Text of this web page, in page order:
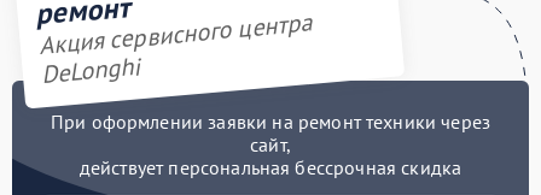
ремонт
Акция сервисного центра
DeLonghi
При оформлении заявки на ремонт техники через
сайт,
действует персональная бессрочная скидка